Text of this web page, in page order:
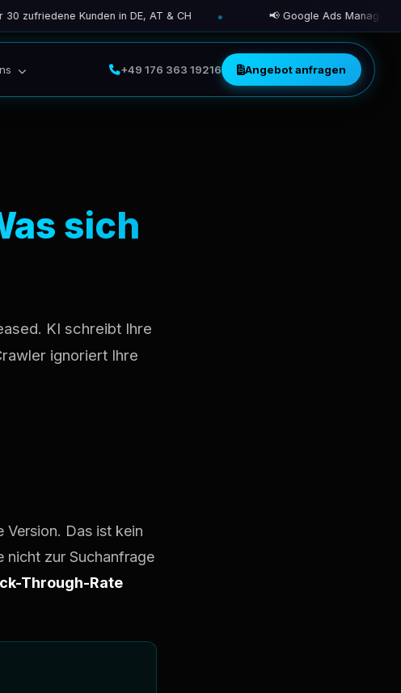
Kunden in DE, AT & CH 📢 Google Ads Management —
+49 176 363 19216 Angebot anfragen
sich
KI schreibt Ihre
ignoriert Ihre
Version. Das ist kein
nicht zur Suchanfrage
Through-Rate